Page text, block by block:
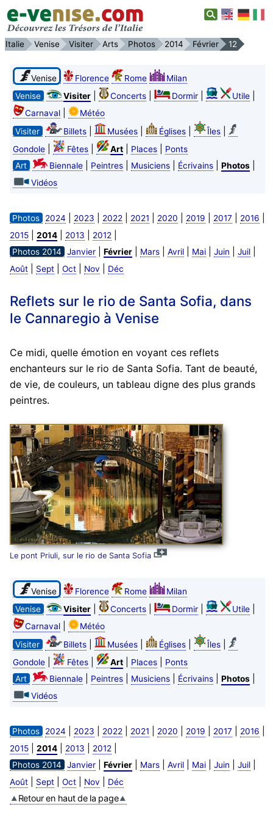
Italie Venise Visiter Arts Photos 2014 Février 12
Venise Florence Rome
Milan
Venise
Visiter| Concerts| Dormir| Utile|
Carnaval|
Météo
Visiter
Billets| Musées| Églises| Îles|
Gondole| Fêtes| Art| Places|
Ponts
Art
Biennale| Peintres| Musiciens| Écrivains| Photos|
Vidéos
Photos 2024 2023 2022 2021 2020 2019 2017 2016
2015| 2014| 2013 2012
Photos 2014 Janvier| Février| Mars| Avril| Mai| Juin Juil|
Août| Sept| Oct| Nov Déc
Reflets sur le rio de Santa Sofia, dans
le Cannaregio à Venise
Ce midi, quelle émotion en voyant ces reflets
enchanteurs sur le rio de Santa Sofia. Tant de beauté,
de vie, de couleurs, un tableau digne des plus grands
peintres.
Le pont Priuli, sur le rio de Santa Sofia
Venise Florence Rome
Milan
Venise
Visiter| Concerts| Dormir| Utile|
Carnaval|
Météo
Visiter
Billets| Musées| Églises| Îles|
Gondole| Fêtes| Art| Places|
Ponts
Art
Biennale| Peintres| Musiciens| Écrivains| Photos|
Vidéos
Photos 2024 2023 2022 2021 2020 2019 2017 2016
2015| 2014| 2013 2012
Photos 2014 Janvier| Février| Mars| Avril| Mai| Juin Juil|
Août| Sept| Oct| Nov Déc
Retour en haut de la page